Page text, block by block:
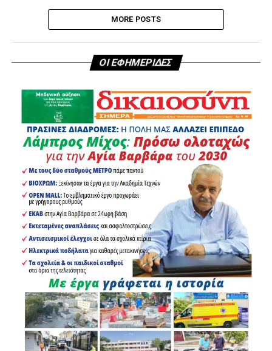
MORE POSTS
ΟΙ ΕΦΗΜΕΡΙΔΕΣ